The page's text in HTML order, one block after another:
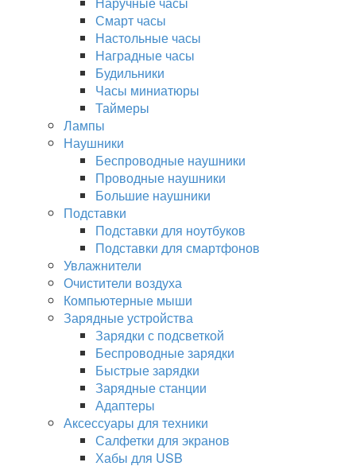
Смарт часы
Настольные часы
Наградные часы
Будильники
Часы миниатюры
Таймеры
Лампы
Наушники
Беспроводные наушники
Проводные наушники
Большие наушники
Подставки
Подставки для ноутбуков
Подставки для смартфонов
Увлажнители
Очистители воздуха
Компьютерные мыши
Зарядные устройства
Зарядки с подсветкой
Беспроводные зарядки
Быстрые зарядки
Зарядные станции
Адаптеры
Аксессуары для техники
Салфетки для экранов
Хабы для USB